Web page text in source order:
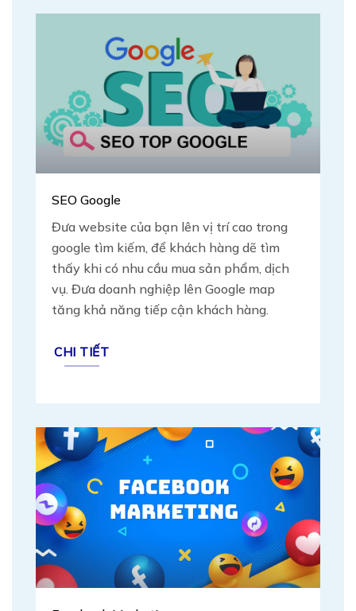
SEO Google
Đưa website của bạn lên vị trí cao trong
google tìm kiếm, để khách hàng dẽ tìm
thấy khi có nhu cầu mua sản phẩm, dịch
vụ. Đưa doanh nghiệp lên Google map
tăng khả năng tiếp cận khách hàng.
CHI TIẾT